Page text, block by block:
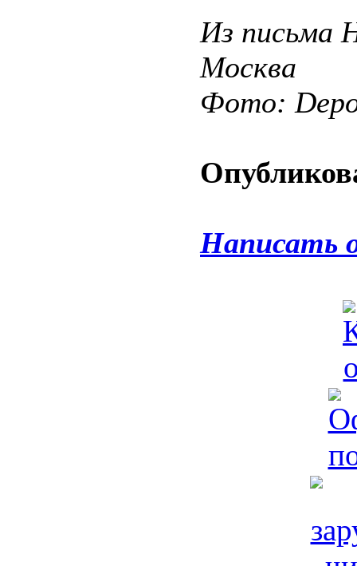
Из письма
Москва
Фото:
Написать